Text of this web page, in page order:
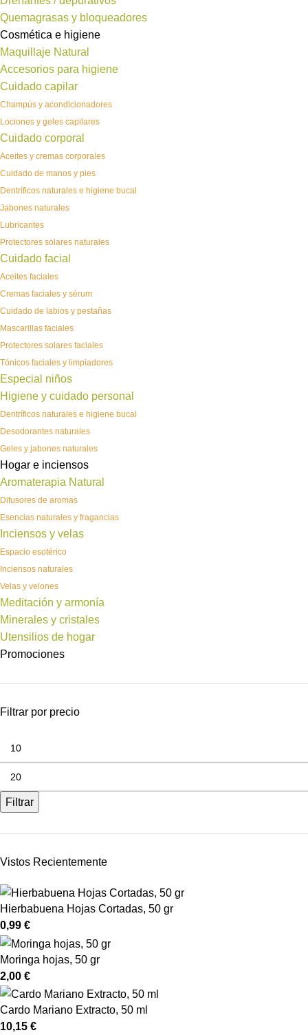
Quemagrasas y bloqueadores
Cosmética e higiene
Maquillaje Natural
Accesorios para higiene
Cuidado capilar
Champús y acondicionadores
Lociones y geles capilares
Cuidado corporal
Aceites y cremas corporales
Cuidado de manos y pies
Dentríficos naturales e higiene bucal
Jabones naturales
Lubricantes
Protectores solares naturales
Cuidado facial
Aceites faciales
Cremas faciales y sérum
Cuidado de labios y pestañas
Mascarillas faciales
Protectores solares faciales
Tónicos faciales y limpiadores
Especial niños
Higiene y cuidado personal
Dentríficos naturales e higiene bucal
Desodorantes naturales
Geles y jabones naturales
Hogar e inciensos
Aromaterapia Natural
Difusores de aromas
Esencias naturales y fragancias
Inciensos y velas
Espacio esotérico
Inciensos naturales
Velas y velones
Meditación y armonía
Minerales y cristales
Utensilios de hogar
Promociones
Filtrar por precio
Filtrar
Vistos Recientemente
Hierbabuena Hojas Cortadas, 50 gr
0,99 €
Moringa hojas, 50 gr
2,00 €
Cardo Mariano Extracto, 50 ml
10,15 €